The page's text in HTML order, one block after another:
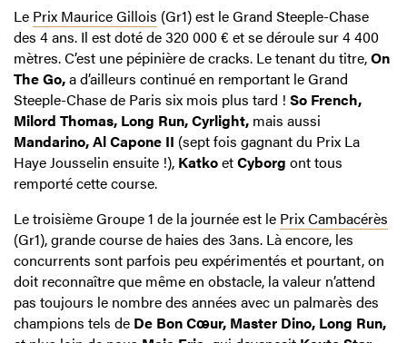
Le Prix Maurice Gillois (Gr1) est le Grand Steeple-Chase
des 4 ans. Il est doté de 320 000 € et se déroule sur 4 400
mètres. C’est une pépinière de cracks. Le tenant du titre,On
The Go,a d’ailleurs continué en remportant le Grand
Steeple-Chase de Paris six mois plus tard ! So French,
Milord Thomas, Long Run, Cyrlight, mais aussi
Mandarino, Al Capone II (sept fois gagnant du Prix La
Haye Jousselin ensuite !), KatkoetCyborg ont tous
remporté cette course.
Le troisième Groupe 1 de la journée est le Prix Cambacérès
(Gr1), grande course de haies des 3ans. Là encore, les
concurrents sont parfois peu expérimentés et pourtant, on
doit reconnaître que même en obstacle, la valeur n’attend
pas toujours le nombre des années avec un palmarès des
champions tels de De Bon Cœur, Master Dino, Long Run,